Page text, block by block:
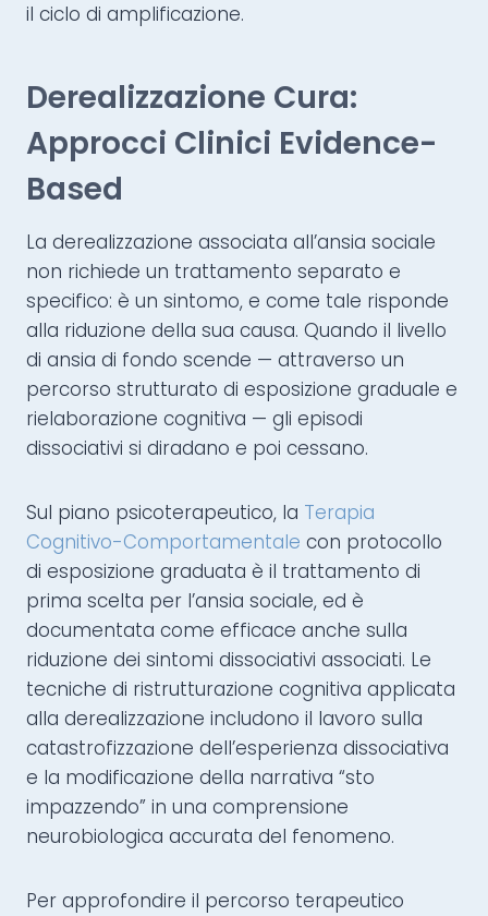
il ciclo di amplificazione.
Derealizzazione Cura:
Approcci Clinici Evidence-
Based
La derealizzazione associata all’ansia sociale
non richiede un trattamento separato e
specifico: è un sintomo, e come tale risponde
alla riduzione della sua causa. Quando il livello
di ansia di fondo scende — attraverso un
percorso strutturato di esposizione graduale e
rielaborazione cognitiva — gli episodi
dissociativi si diradano e poi cessano.
Sul piano psicoterapeutico, la Terapia
Cognitivo-Comportamentale con protocollo
di esposizione graduata è il trattamento di
prima scelta per l’ansia sociale, ed è
documentata come efficace anche sulla
riduzione dei sintomi dissociativi associati. Le
tecniche di ristrutturazione cognitiva applicata
alla derealizzazione includono il lavoro sulla
catastrofizzazione dell’esperienza dissociativa
e la modificazione della narrativa “sto
impazzendo” in una comprensione
neurobiologica accurata del fenomeno.
Per approfondire il percorso terapeutico